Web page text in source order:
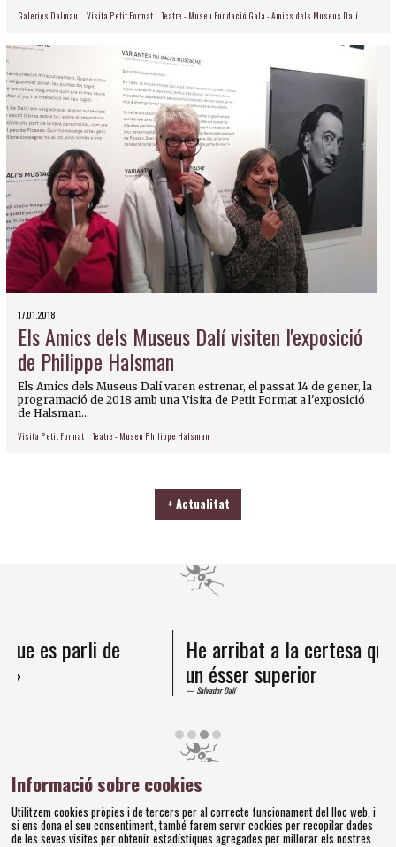
Galeries Dalmau Visita Petit Format Teatre - Museu Fundació Gala - Amics dels Museus Dalí
17.01.2018
Els Amics dels Museus Dalí visiten l'exposició
de Philippe Halsman
Els Amics dels Museus Dalí varen estrenar, el passat 14 de gener, la
programació de 2018 amb una Visita de Petit Format a l'exposició
de Halsman...
Visita Petit Format Teatre - Museu Philippe Halsman
+ Actualitat
He arribat a la certesa que la formiga és
Figueres
Tel. 972 677 520 |amics@fundaciodali.org
Informació sobre cookies
Utilitzem cookies pròpies i de tercers per al correcte funcionament del lloc web, i
si ens dona el seu consentiment, també farem servir cookies per recopilar dades
de les seves visites per obtenir estadístiques agregades per millorar els nostres